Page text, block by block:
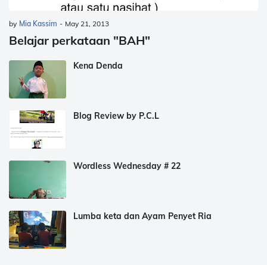
by Mia Kassim - May 21, 2013
Belajar perkataan "BAH"
Kena Denda
Blog Review by P.C.L
Wordless Wednesday # 22
Lumba keta dan Ayam Penyet Ria